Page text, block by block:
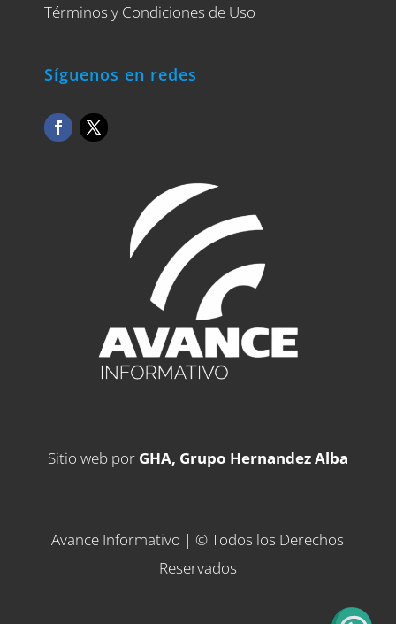
Términos y Condiciones de Uso
Síguenos en redes
Sitio web por GHA, Grupo Hernandez Alba
Avance Informativo | © Todos los Derechos
Reservados